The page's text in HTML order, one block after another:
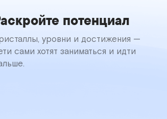
потенциал
уровни и достижения —
сами хотят заниматься и идти